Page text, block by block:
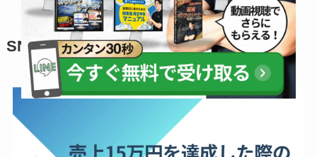
SNSを使わず売上15万円達成させた方法